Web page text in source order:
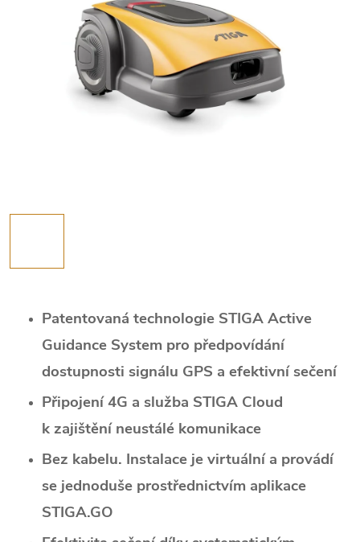
Patentovaná technologie STIGA Active
Guidance System pro předpovídání
dostupnosti signálu GPS a efektivní sečení
Připojení 4G a služba STIGA Cloud
k zajištění neustálé komunikace
Bez kabelu. Instalace je virtuální a provádí
se jednoduše prostřednictvím aplikace
STIGA.GO